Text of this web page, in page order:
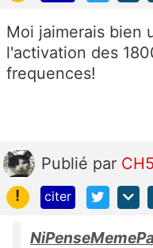
Moi jaimerais bien
l'activation des
frequences!
Publié par
!
citer